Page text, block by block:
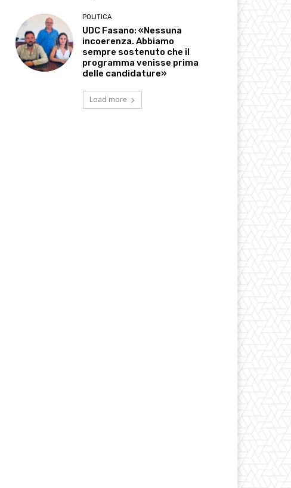
POLITICA
UDC Fasano: «Nessuna
incoerenza. Abbiamo
sempre sostenuto che il
programma venisse prima
delle candidature»
Load more